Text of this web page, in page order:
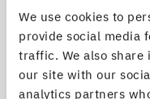
We use cookies to
provide social media
traffic. We also share
our site with our
analytics partners
Weitere